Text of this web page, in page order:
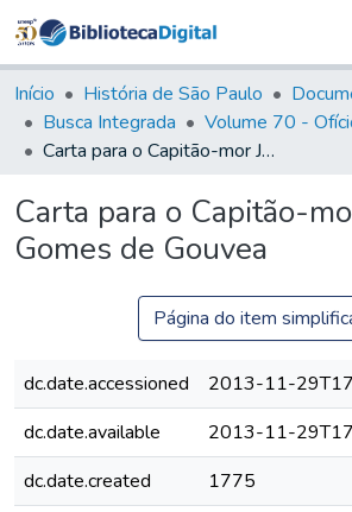
&
Coleções
Tudo na
Biblioteca
Estatísticas
Início História de São Paulo
Busca Integrada
Carta para o Capitão-mor José Gomes de Gouvea
Carta para o Capitão-
Gomes de Gouvea
Página do item
dc.date.accessioned
2013-11-
dc.date.available
2013-11-
dc.date.created
1775